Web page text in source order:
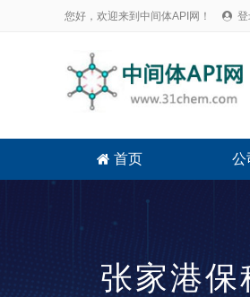
您好，欢迎来到中间体API网！  登
 首页 公
张家港保